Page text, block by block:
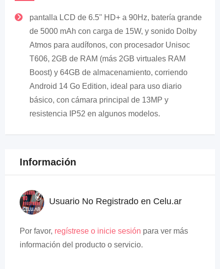
pantalla LCD de 6.5" HD+ a 90Hz, batería grande
de 5000 mAh con carga de 15W, y sonido Dolby
Atmos para audífonos, con procesador Unisoc
T606, 2GB de RAM (más 2GB virtuales RAM
Boost) y 64GB de almacenamiento, corriendo
Android 14 Go Edition, ideal para uso diario
básico, con cámara principal de 13MP y
resistencia IP52 en algunos modelos.
Información
Usuario No Registrado en Celu.ar
Por favor, regístrese o inicie sesión para ver más
información del producto o servicio.